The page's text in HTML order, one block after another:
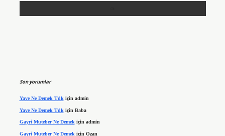
Son yorumlar
Yave Ne Demek Tdk için admin
Yave Ne Demek Tdk için Baba
Gayri Muteber Ne Demekiçin admin
Gayri Muteber Ne Demek için Ozan